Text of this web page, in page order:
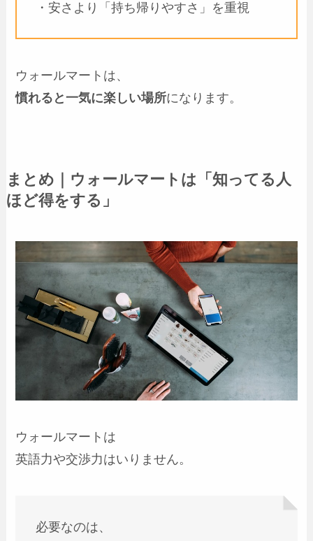
・安さより「持ち帰りやすさ」を重視
ウォールマートは、
慣れると一気に楽しい場所になります。
まとめ｜ウォールマートは「知ってる人
ほど得をする」
ウォールマートは
英語力や交渉力はいりません。
必要なのは、